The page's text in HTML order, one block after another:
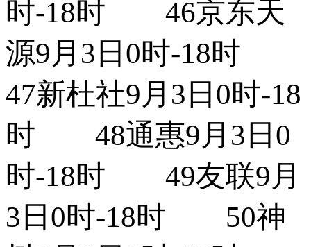
时-18时 46京东天
源9月3日0时-18时
47新杜社9月3日0时-18
时 48通惠9月3日0
时-18时 49友联9月
3日0时-18时 50神